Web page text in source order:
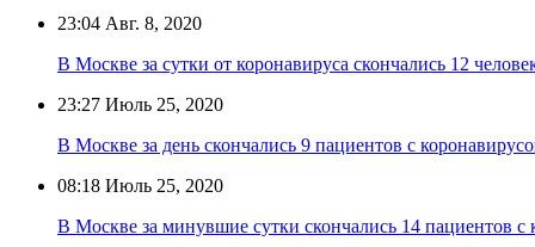
23:04 Авг. 8, 2020
В Москве за сутки от коронавируса скончались 12
23:27 Июль 25, 2020
В Москве за день скончались 9 пациентов с
08:18 Июль 25, 2020
В Москве за минувшие сутки скончались 14 пациентов с